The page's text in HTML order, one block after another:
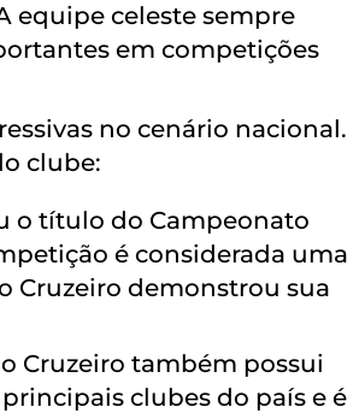
equipe celeste sempre
em competições
no cenário nacional.
clube:
o título do Campeonato
é considerada uma
Cruzeiro demonstrou sua
Cruzeiro também possui
clubes do país e é